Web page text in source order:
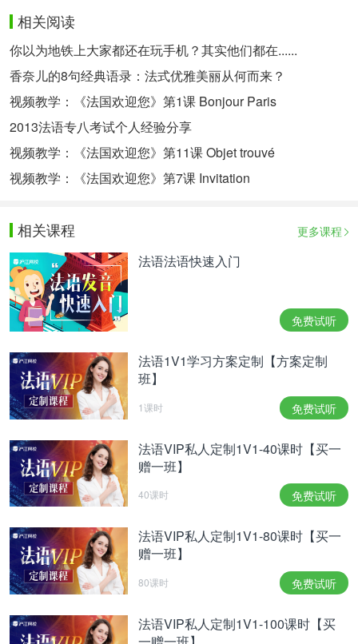
系，才能看到进步。
其实不要说相隔几个月，哪怕只隔几个星期不碰，之
前的努力就基本白费，又得从头开始。于是，很多年
依然在初级阶段的，大有人在。
如果法语是你觉得必须要学好的，拿出1-2年的时
间，尽量争取每天学30-60分钟，并注重融入说和写
的训练，就能扎实地走到中高级阶段。另外，学习的
时候与其一直“被动”地去听，不如带着问题去学习，
也有了新的想法了呢?如果您对法语学习感兴趣，想
要深入学习，可以了解沪江网校精品课程，量身定制
高效实用的个性化学习方案，专属督导全程伴学，扫
相关热点：扒离八梨
相关阅读
你以为地铁上大家都还在玩手机？其实他们都在......
香奈儿的8句经典语录：法式优雅美丽从何而来？
视频教学：《法国欢迎您》第1课 Bonjour Paris
2013法语专八考试个人经验分享
视频教学：《法国欢迎您》第11课 Objet trouvé
视频教学：《法国欢迎您》第7课 Invitation
相关课程 更多课程
法语法语快速入门
免费试听
法语1V1学习方案定制【方案定制
班】
1课时 免费试听
法语VIP私人定制1V1-40课时【买一
赠一班】
40课时 免费试听
法语VIP私人定制1V1-80课时【买一
赠一班】
80课时 免费试听
法语VIP私人定制1V1-100课时【买